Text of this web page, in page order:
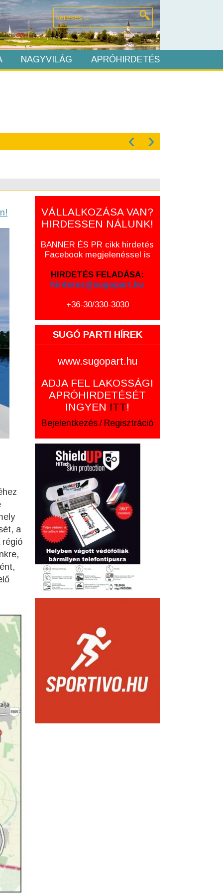
NAGYVILÁG APRÓHIRDETÉS
‹ ›
a
régió
VÁLLALKOZÁSA VAN?
HIRDESSEN NÁLUNK!
BANNER ÉS PR cikk hirdetés
Facebook megjelenéssel is
HIRDETÉS FELADÁSA:
hirdetes@sugopart.hu
+36-30/330-3030
SUGÓ PARTI HÍREK
www.sugopart.hu
ADJA FEL LAKOSSÁGI
APRÓHIRDETÉSÉT
INGYEN ITT!
Bejelentkezés / Regisztráció